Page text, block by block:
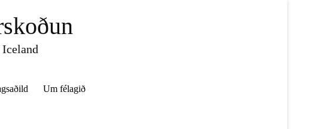
Um félagið